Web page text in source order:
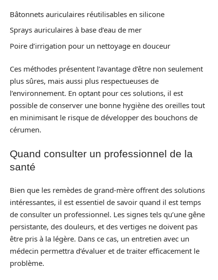
Bâtonnets auriculaires réutilisables en silicone
Sprays auriculaires à base d’eau de mer
Poire d’irrigation pour un nettoyage en douceur
Ces méthodes présentent l’avantage d’être non seulement
plus sûres, mais aussi plus respectueuses de
l’environnement. En optant pour ces solutions, il est
possible de conserver une bonne hygiène des oreilles tout
en minimisant le risque de développer des bouchons de
cérumen.
Quand consulter un professionnel de la
santé
Bien que les remèdes de grand-mère offrent des solutions
intéressantes, il est essentiel de savoir quand il est temps
de consulter un professionnel. Les signes tels qu’une gêne
persistante, des douleurs, et des vertiges ne doivent pas
être pris à la légère. Dans ce cas, un entretien avec un
médecin permettra d’évaluer et de traiter efficacement le
problème.